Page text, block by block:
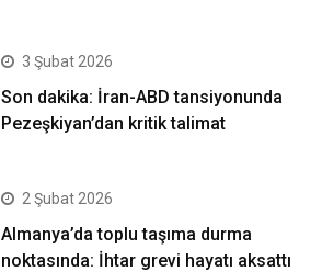
3 Şubat 2026
Son dakika: İran-ABD tansiyonunda
Pezeşkiyan’dan kritik talimat
2 Şubat 2026
Almanya’da toplu taşıma durma
noktasında: İhtar grevi hayatı aksattı